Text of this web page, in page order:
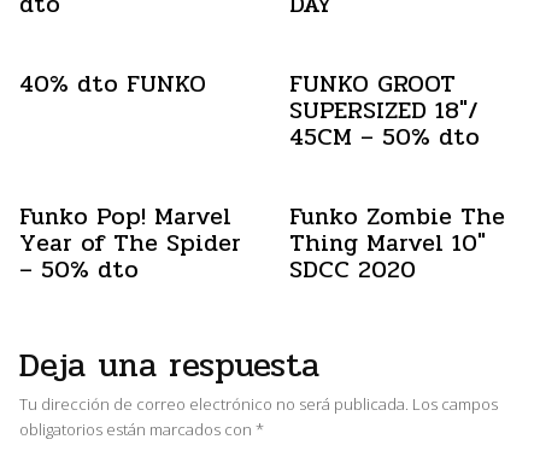
40% dto FUNKO FUNKO GROOT
SUPERSIZED 18″/
45CM – 50% dto
Funko Pop! Marvel
Year of The Spider
– 50% dto
Funko Zombie The
Thing Marvel 10″
SDCC 2020
Deja una respuesta
Tu dirección de correo electrónico no será publicada. Los campos
obligatorios están marcados con *